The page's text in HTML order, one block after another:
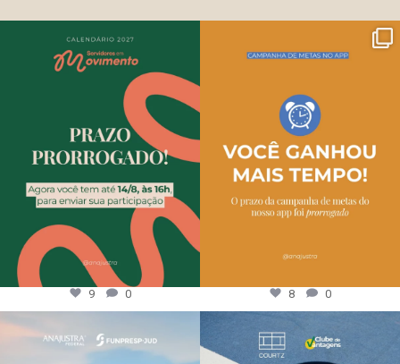
9 0 8 0